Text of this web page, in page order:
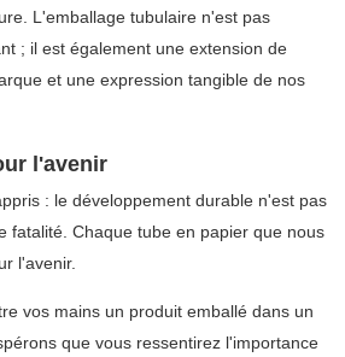
L'emballage tubulaire n'est pas
; il est également une extension de
et une expression tangible de nos
l'avenir
: le développement durable n'est pas
fatalité. Chaque tube en papier que nous
l'avenir.
vos mains un produit emballé dans un
que vous ressentirez l'importance